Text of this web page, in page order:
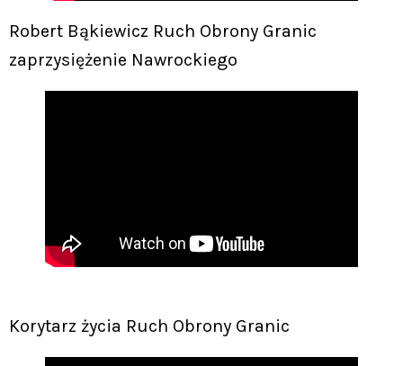
Robert Bąkiewicz Ruch Obrony Granic
zaprzysiężenie Nawrockiego
Korytarz życia Ruch Obrony Granic